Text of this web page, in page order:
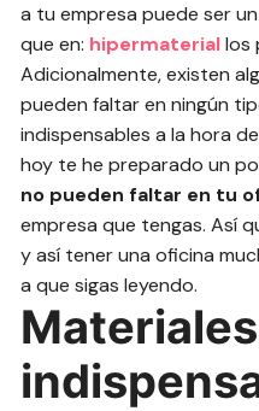
a tu empresa puede ser
que en: hipermateriallos
Adicionalmente, existen
pueden faltar en ningún
indispensables a la hora
hoy te he preparado un
no pueden faltar en tu
empresa que tengas. Así
y así tener una oficina
a que sigas leyendo.
Materiales